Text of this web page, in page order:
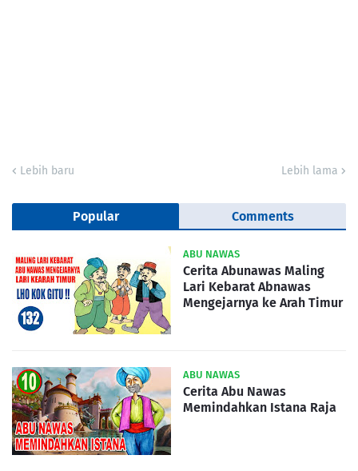
Lebih baru Lebih lama
Popular Comments
ABU NAWAS
Cerita Abunawas Maling
Lari Kebarat Abnawas
Mengejarnya ke Arah Timur
ABU NAWAS
Cerita Abu Nawas
Memindahkan Istana Raja